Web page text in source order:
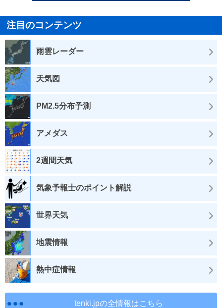
注目のコンテンツ
雨雲レーダー
天気図
PM2.5分布予測
アメダス
2週間天気
気象予報士のポイント解説
世界天気
地震情報
熱中症情報
tenki.jpの全情報はこちら